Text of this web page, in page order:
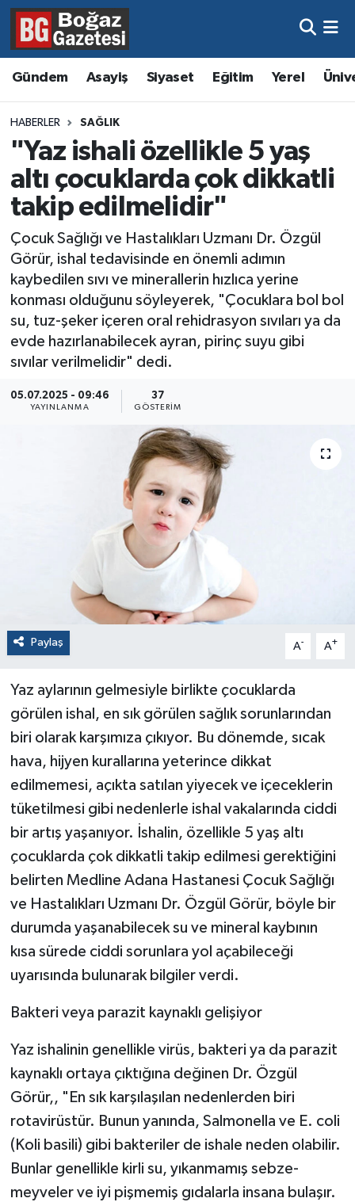
Gündem Asayiş Siyaset Eğitim Yerel
HABERLER SAĞLIK
"Yaz ishali özellikle 5 yaş
altı çocuklarda çok dikkatli
takip edilmelidir"
Çocuk Sağlığı ve Hastalıkları Uzmanı Dr. Özgül
Görür, ishal tedavisinde en önemli adımın
kaybedilen sıvı ve minerallerin hızlıca yerine
konması olduğunu söyleyerek, "Çocuklara bol bol
su, tuz-şeker içeren oral rehidrasyon sıvıları ya da
evde hazırlanabilecek ayran, pirinç suyu gibi
sıvılar verilmelidir" dedi.
05.07.2025 - 09:46
YAYINLANMA
37
GÖSTERIM
Paylaş A- A+
Yaz aylarının gelmesiyle birlikte çocuklarda
görülen ishal, en sık görülen sağlık sorunlarından
biri olarak karşımıza çıkıyor. Bu dönemde, sıcak
hava, hijyen kurallarına yeterince dikkat
edilmemesi, açıkta satılan yiyecek ve içeceklerin
tüketilmesi gibi nedenlerle ishal vakalarında ciddi
bir artış yaşanıyor. İshalin, özellikle 5 yaş altı
çocuklarda çok dikkatli takip edilmesi gerektiğini
belirten Medline Adana Hastanesi Çocuk Sağlığı
ve Hastalıkları Uzmanı Dr. Özgül Görür, böyle bir
durumda yaşanabilecek su ve mineral kaybının
kısa sürede ciddi sorunlara yol açabileceği
uyarısında bulunarak bilgiler verdi.
Bakteri veya parazit kaynaklı gelişiyor
Yaz ishalinin genellikle virüs, bakteri ya da parazit
kaynaklı ortaya çıktığına değinen Dr. Özgül
Görür,, "En sık karşılaşılan nedenlerden biri
rotavirüstür. Bunun yanında, Salmonella ve E. coli
(Koli basili) gibi bakteriler de ishale neden olabilir.
Bunlar genellikle kirli su, yıkanmamış sebze-
meyveler ve iyi pişmemiş gıdalarla insana bulaşır.
Asayiş
Eğitim
Ekonomi
Gündem
Kültür ve Sanat
Magazin
Resmi İlanlar
Sağlık
Hava Durumu
Trafik Durumu
Süper Lig Puan Durumu ve Fikstür
Tüm Manşetler
Son Dakika Haberleri
Haber Arşivi